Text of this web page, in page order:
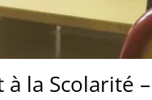
la Scolarité